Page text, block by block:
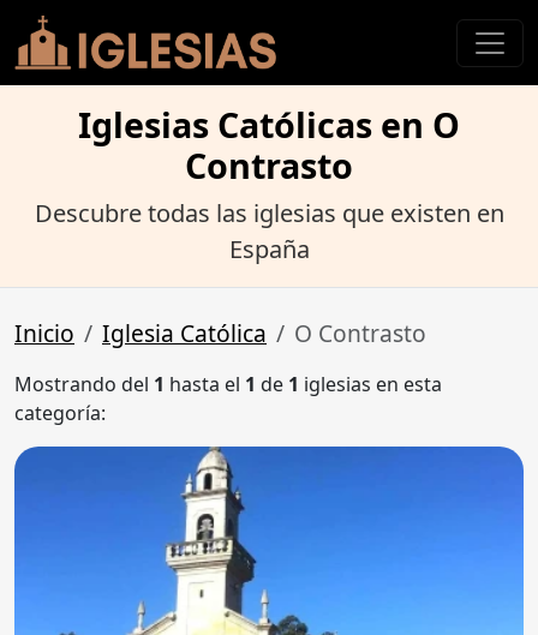
Iglesias Católicas en O
Contrasto
Descubre todas las iglesias que existen en
España
Inicio Iglesia Católica O Contrasto
Mostrando del 1 hasta el 1 de 1 iglesias en esta
categoría: